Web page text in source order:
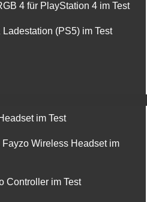
4 für PlayStation 4 im Test
(PS5) im Test
im Test
Wireless Headset im
Controller im Test